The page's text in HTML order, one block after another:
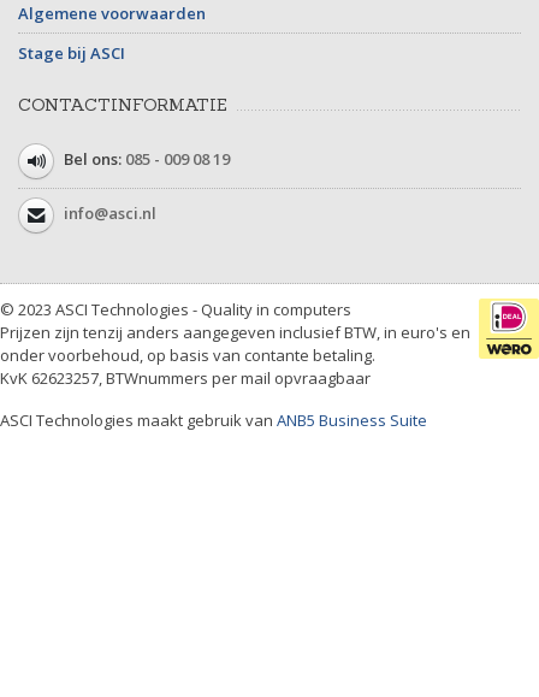
Algemene voorwaarden
Stage bij ASCI
CONTACTINFORMATIE
Bel ons: 085 - 009 08 19
info@asci.nl
© 2023 ASCI Technologies - Quality in computers
Prijzen zijn tenzij anders aangegeven inclusief BTW, in euro's en
onder voorbehoud, op basis van contante betaling.
KvK 62623257, BTWnummers per mail opvraagbaar
ASCI Technologies maakt gebruik van ANB5 Business Suite